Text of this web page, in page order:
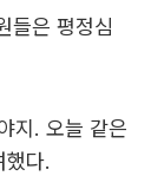
들은 평정심
지. 오늘 같은
했다.